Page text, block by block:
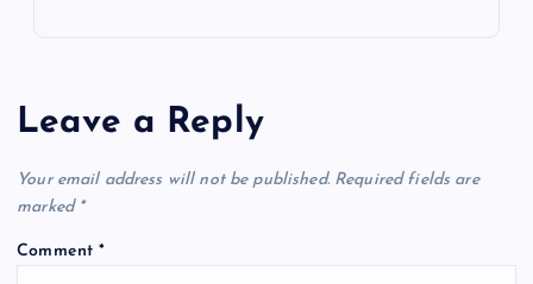
Leave a Reply
Your email address will not be published. Required fields are
marked *
Comment*